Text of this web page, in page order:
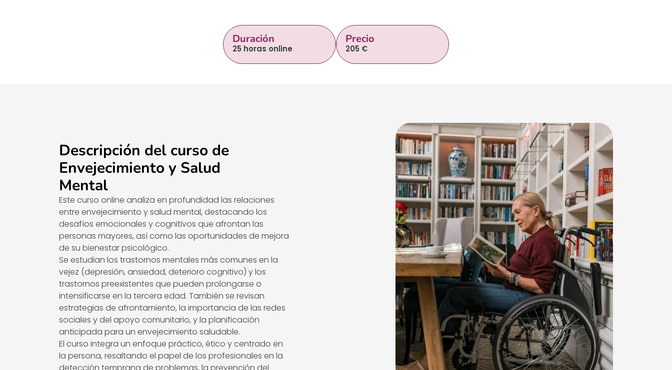
Duración
25 horas online
Precio
205 €
Descripción del curso de
Envejecimiento y Salud
Mental
Este curso online analiza en profundidad las relaciones
entre envejecimiento y salud mental, destacando los
desafíos emocionales y cognitivos que afrontan las
personas mayores, así como las oportunidades de mejora
de su bienestar psicológico.
Se estudian los trastornos mentales más comunes en la
vejez (depresión, ansiedad, deterioro cognitivo) y los
trastornos preexistentes que pueden prolongarse o
intensificarse en la tercera edad. También se revisan
estrategias de afrontamiento, la importancia de las redes
sociales y del apoyo comunitario, y la planificación
anticipada para un envejecimiento saludable.
El curso integra un enfoque práctico, ético y centrado en
la persona, resaltando el papel de los profesionales en la